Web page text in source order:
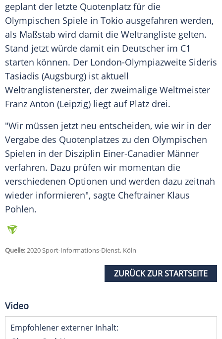
geplant der letzte Quotenplatz für die
Olympischen Spiele in Tokio ausgefahren werden,
als Maßstab wird damit die Weltrangliste gelten.
Stand jetzt würde damit ein Deutscher im C1
starten können. Der London-Olympiazweite Sideris
Tasiadis (Augsburg) ist aktuell
Weltranglistenerster, der zweimalige Weltmeister
Franz Anton (Leipzig) liegt auf Platz drei.
"Wir müssen jetzt neu entscheiden, wie wir in der
Vergabe des Quotenplatzes zu den Olympischen
Spielen in der Disziplin Einer-Canadier Männer
verfahren. Dazu prüfen wir momentan die
verschiedenen Optionen und werden dazu zeitnah
wieder informieren", sagte Cheftrainer Klaus
Pohlen.
Quelle:2020 Sport-Informations-Dienst, Köln
ZURÜCK ZUR STARTSEITE
Video
Empfohlener externer Inhalt: